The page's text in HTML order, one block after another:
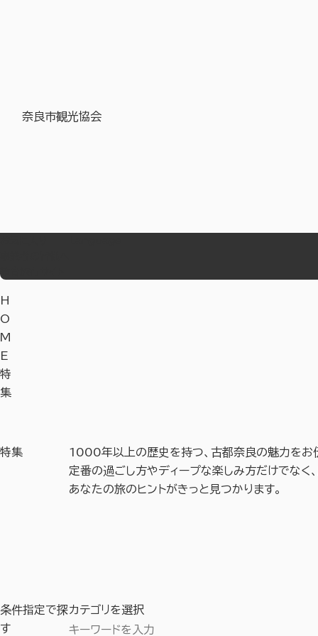
奈良市観光協会
H
O
M
E
特
集
特集 1000年以上の歴史を持つ、 古都奈良の魅力をお
定番の過ごし方やディープな楽しみ方だけでなく、
あなたの旅の ヒントがきっと 見つかります。
条件指定で探
す
カテゴリを選択